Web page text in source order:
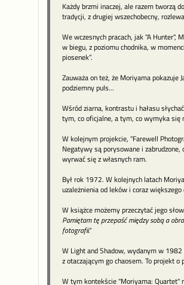
Każdy brzmi inaczej, ale razem tworzą
tradycji, z drugiej wszechobecny,
We wczesnych pracach, jak "A Hunter",
w biegu, z poziomu chodnika, w
piosenek”.
Zauważa on też, że Moriyama pokazuje
podziemny puls...
Wśród ziarna, kontrastu i hałasu
tym, co oficjalne, a tym, co wymyka się
W kolejnym projekcie, "Farewell
Negatywy są porysowane i
wyrwać się z własnych ram.
Był rok 1972. W kolejnych latach
uzależnienia od leków i coraz
W książce możemy przeczytać jego
Pamiętam tę przepaść między sobą a
fotografii.”
W Light and Shadow, wydanym w
z otaczającym go chaosem. To projekt
W tym kontekście "Moriyama: Quartet"